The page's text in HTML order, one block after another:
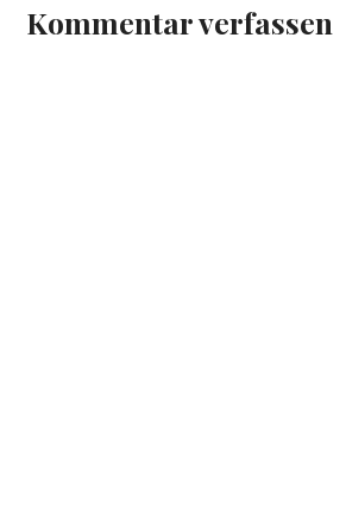
Kommentar verfassen